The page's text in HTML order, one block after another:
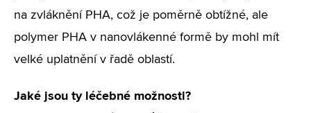
na zvláknění PHA, což je poměrně obtížné, ale
polymer PHA v nanovlákenné formě by mohl mít
velké uplatnění v řadě oblastí.
Jaké jsou ty léčebné možnosti?